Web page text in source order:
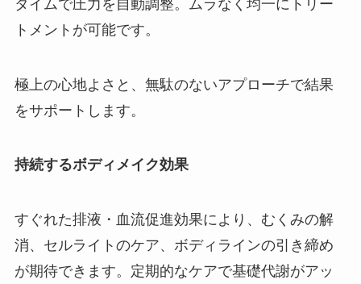
タイムで圧力を自動調整。ムラなく均一にトリー
トメントが可能です。
極上の心地よさと、無駄のないアプローチで結果
をサポートします。
持続するボディメイク効果
すぐれた排液・血流促進効果により、むくみの解
消、セルライトのケア、ボディラインの引き締め
が期待できます。定期的なケアで基礎代謝がアッ